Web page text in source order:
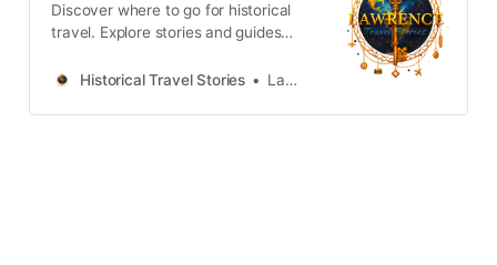
Discover where to go for historical
travel. Explore stories and guides
Taiwan, more destinations like the
Historical Travel Stories Lawrence